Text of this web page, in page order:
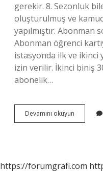
gerekir. 8. Sezonluk
oluşturulmuş ve
yapılmıştır. Abonman
Abonman öğrenci
istasyonda ilk ve ikinci
izin verilir. İkinci biniş
abonelik…
Devamını okuyun Abonman
Bitmeden
https://forumgrafi.com